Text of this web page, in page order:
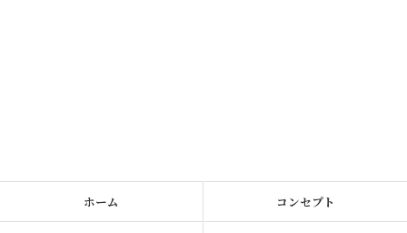
ホーム コンセプト